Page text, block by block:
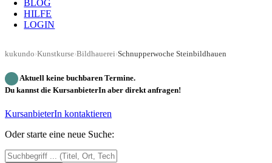
BLOG
HILFE
LOGIN
kukundo›Kunstkurse›Bildhauerei›Schnupperwoche Steinbildhauen
Aktuell keine buchbaren Termine.
Du kannst die KursanbieterIn aber direkt anfragen!
KursanbieterIn kontaktieren
Oder starte eine neue Suche: